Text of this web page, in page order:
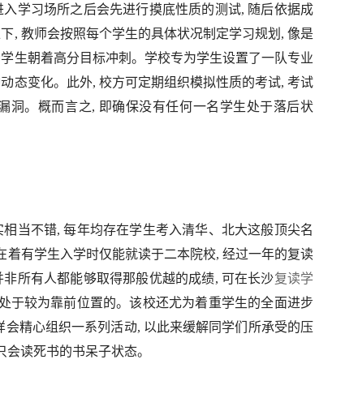
学习场所之后会先进行摸底性质的测试, 随后依据成
, 教师会按照每个学生的具体状况制定学习规划, 像是
生朝着高分目标冲刺。学校专为学生设置了一队专业
态变化。此外, 校方可定期组织模拟性质的考试, 考试
洞。概而言之, 即确保没有任何一名学生处于落后状
当不错, 每年均存在学生考入清华、北大这般顶尖名
有学生入学时仅能就读于二本院校, 经过一年的复读
所有人都能够取得那般优越的成绩, 可在长沙复读学
于较为靠前位置的。该校还尤为着重学生的全面进步
精心组织一系列活动, 以此来缓解同学们所承受的压
读死书的书呆子状态。